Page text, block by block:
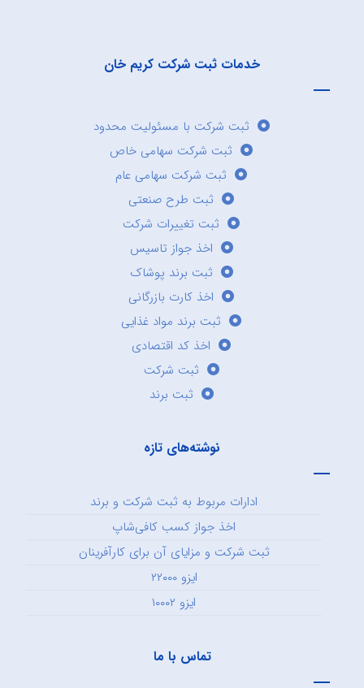
خدمات ثبت شرکت کریم خان
ثبت شرکت با مسئولیت محدود
ثبت شرکت سهامی خاص
ثبت شرکت سهامی عام
ثبت طرح صنعتی
ثبت تغییرات شرکت
اخذ جواز تاسیس
ثبت برند پوشاک
اخذ کارت بازرگانی
ثبت برند مواد غذایی
اخذ کد اقتصادی
ثبت شرکت
ثبت برند
نوشته‌های تازه
ادارات مربوط به ثبت شرکت و برند
اخذ جواز کسب کافی‌شاپ
ثبت شرکت و مزایای آن برای کارآفرینان
ایزو ۲۲۰۰۰
ایزو ۱۰۰۰۲
تماس با ما